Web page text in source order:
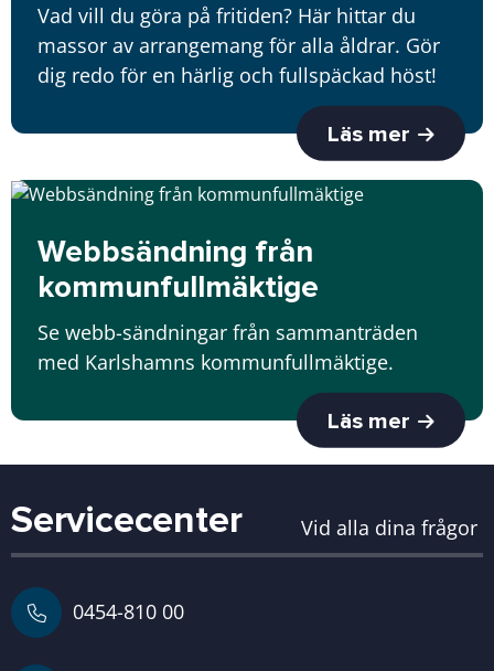
Vad vill du göra på fritiden? Här hittar du
massor av arrangemang för alla åldrar. Gör
dig redo för en härlig och fullspäckad höst!
Läs mer
Webbsändning från
kommunfullmäktige
Se webb-sändningar från sammanträden
med Karlshamns kommunfullmäktige.
Läs mer
Servicecenter Vid alla dina frågor
0454-810 00